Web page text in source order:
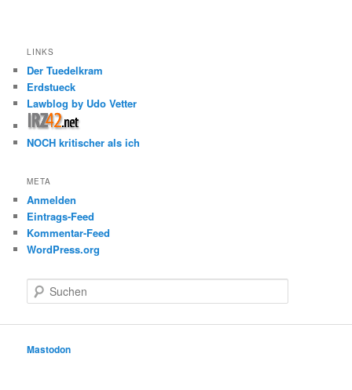
LINKS
Der Tuedelkram
Erdstueck
Lawblog by Udo Vetter
NOCH kritischer als ich
META
Anmelden
Eintrags-Feed
Kommentar-Feed
WordPress.org
u
e
Mastodon